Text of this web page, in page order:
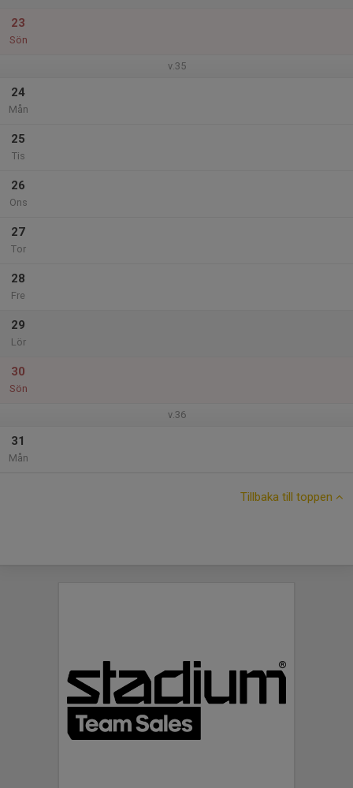
23
Sön
v.35
24
Mån
25
Tis
26
Ons
27
Tor
28
Fre
29
Lör
30
Sön
v.36
31
Mån
Tillbaka till toppen